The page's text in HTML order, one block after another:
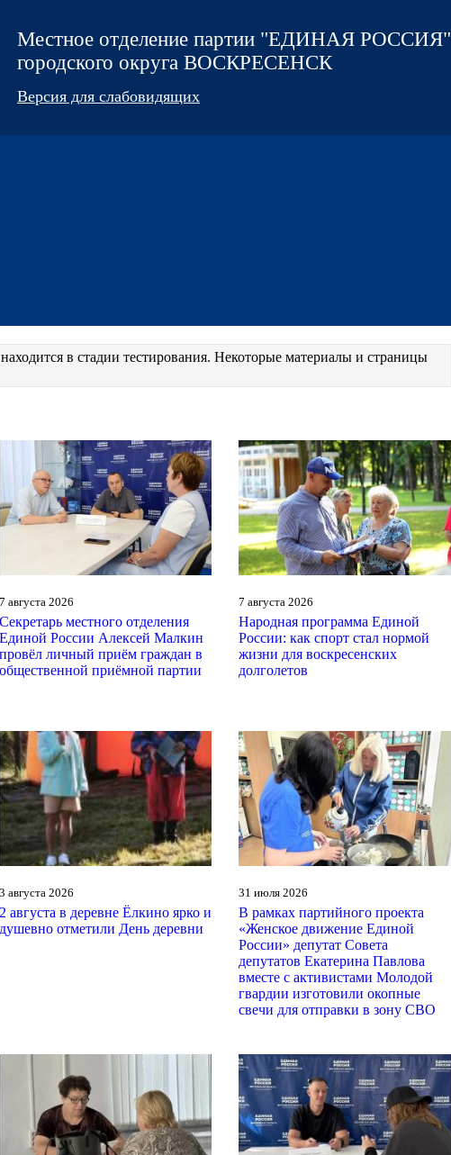
Местное отделение партии "ЕДИНАЯ РОССИЯ"
городского округа ВОСКРЕСЕНСК
Версия для слабовидящих
в стадии тестирования. Некоторые материалы и страницы
7 августа 2026
Секретарь местного отделения
Единой России Алексей Малкин
провёл личный приём граждан в
общественной приёмной партии
7 августа 2026
Народная программа Единой
России: как спорт стал нормой
жизни для воскресенских
долголетов
3 августа 2026
2 августа в деревне Ёлкино ярко и
душевно отметили День деревни
31 июля 2026
В рамках партийного проекта
«Женское движение Единой
России» депутат Совета
депутатов Екатерина Павлова
вместе с активистами Молодой
гвардии изготовили окопные
свечи для отправки в зону СВО